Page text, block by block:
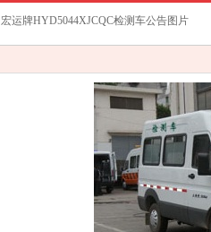
宏运牌HYD5044XJCQC检测车公告图片